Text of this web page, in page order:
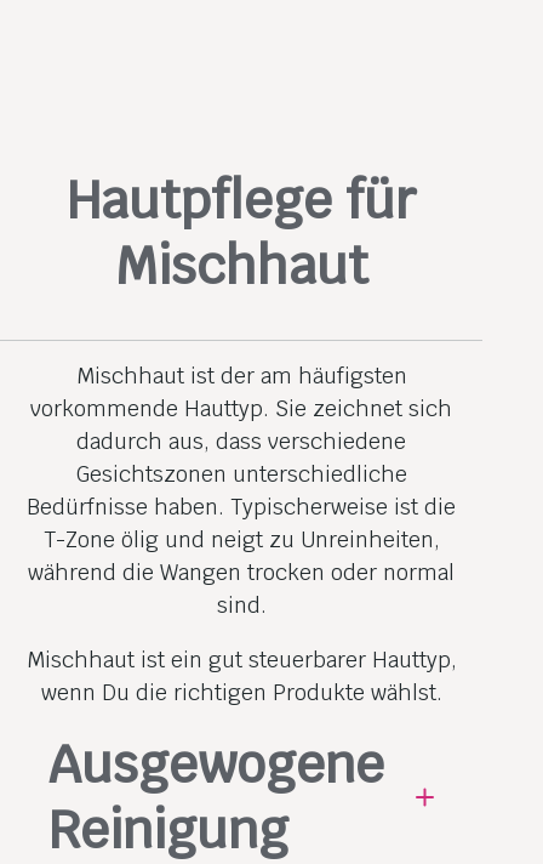
Hautpflege für
Mischhaut
Mischhaut ist der am häufigsten
vorkommende Hauttyp. Sie zeichnet sich
dadurch aus, dass verschiedene
Gesichtszonen unterschiedliche
Bedürfnisse haben. Typischerweise ist die
T-Zone ölig und neigt zu Unreinheiten,
während die Wangen trocken oder normal
sind.
Mischhaut ist ein gut steuerbarer Hauttyp,
wenn Du die richtigen Produkte wählst.
Ausgewogene
Reinigung